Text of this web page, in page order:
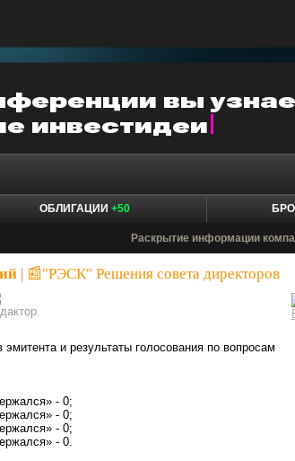
ОБЛИГАЦИИ +50
Раскрытие информации
📰"РЭСК" Решения совета директоров
и результаты голосования по вопросам
- 0;
- 0;
- 0;
- 0.